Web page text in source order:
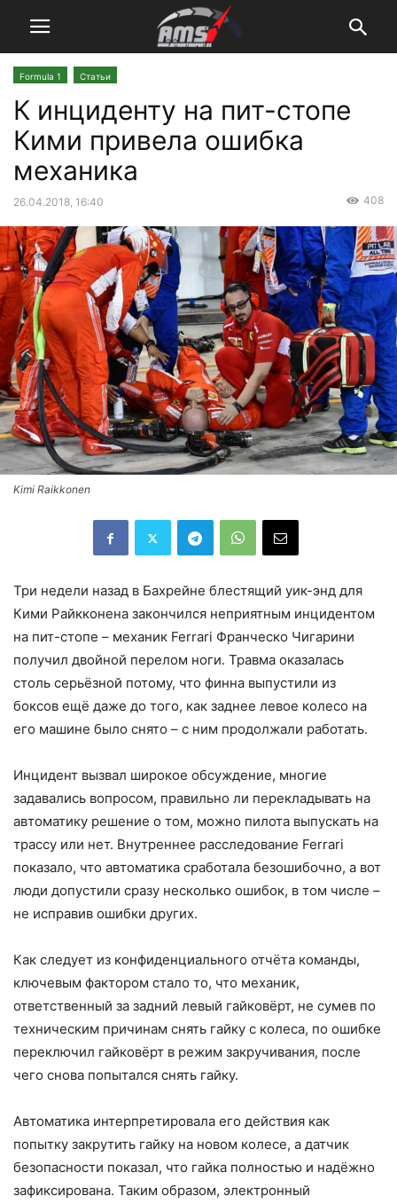
Formula 1 Статьи
К инциденту на пит-стопе
Кими привела ошибка
механика
26.04.2018, 16:40 408
Kimi Raikkonen
Три недели назад в Бахрейне блестящий уик-энд для
Кими Райкконена закончился неприятным инцидентом
на пит-стопе – механик Ferrari Франческо Чигарини
получил двойной перелом ноги. Травма оказалась
столь серьёзной потому, что финна выпустили из
боксов ещё даже до того, как заднее левое колесо на
его машине было снято – с ним продолжали работать.
Инцидент вызвал широкое обсуждение, многие
задавались вопросом, правильно ли перекладывать на
автоматику решение о том, можно пилота выпускать на
трассу или нет. Внутреннее расследование Ferrari
показало, что автоматика сработала безошибочно, а вот
люди допустили сразу несколько ошибок, в том числе –
не исправив ошибки других.
Как следует из конфиденциального отчёта команды,
ключевым фактором стало то, что механик,
ответственный за задний левый гайковёрт, не сумев по
техническим причинам снять гайку с колеса, по ошибке
переключил гайковёрт в режим закручивания, после
чего снова попытался снять гайку.
Автоматика интерпретировала его действия как
попытку закрутить гайку на новом колесе, а датчик
безопасности показал, что гайка полностью и надёжно
зафиксирована. Таким образом, электронный